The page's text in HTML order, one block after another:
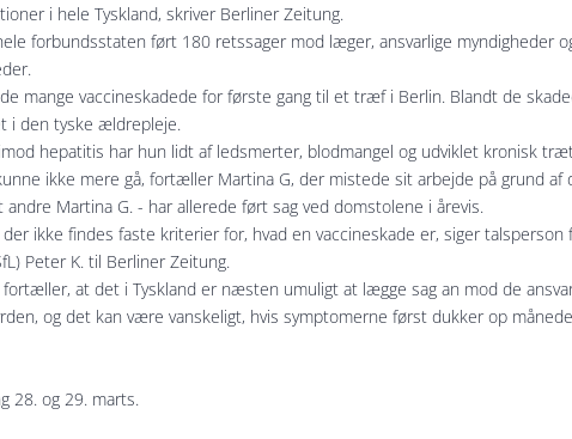
i hele Tyskland, skriver Berliner Zeitung.
forbundsstaten ført 180 retssager mod læger, ansvarlige myndigheder
mange vaccineskadede for første gang til et træf i Berlin. Blandt de
i den tyske ældrepleje.
hepatitis har hun lidt af ledsmerter, blodmangel og udviklet kronisk
ikke mere gå, fortæller Martina G, der mistede sit arbejde på grund af
andre Martina G. - har allerede ført sag ved domstolene i årevis.
ikke findes faste kriterier for, hvad en vaccineskade er, siger
Peter K. til Berliner Zeitung.
fortæller, at det i Tyskland er næsten umuligt at lægge sag an mod de
og det kan være vanskeligt, hvis symptomerne først dukker op
28. og 29. marts.